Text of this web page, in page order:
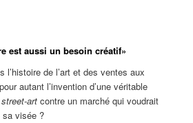
est aussi un besoin créatif»
l’histoire de l’art et des ventes aux
autant l’invention d’une véritable
street-art contre un marché qui voudrait
sa visée ?